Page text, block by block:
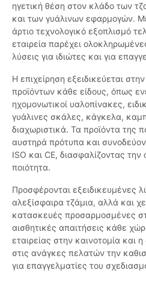
ηγετική θέση στον κλάδο των
και των γυάλινων εφαρμογών.
άρτιο τεχνολογικό εξοπλισμό
εταιρεία παρέχει
λύσεις για ιδιώτες και για
Η επιχείρηση εξειδικεύεται
προϊόντων κάθε είδους, όπως
ηχομονωτικοί υαλοπίνακες,
γυάλινες σκάλες, κάγκελα,
διαχωριστικά. Τα προϊόντα της
αυστηρά πρότυπα και
ISO και CE, διασφαλίζοντας την
ποιότητα.
Προσφέρονται εξειδικευμένες
αλεξίσφαιρα τζάμια, αλλά και
κατασκευές προσαρμοσμένες
αισθητικές απαιτήσεις κάθε
εταιρείας στην καινοτομία και
στις ανάγκες πελατών την
για επαγγελματίες του